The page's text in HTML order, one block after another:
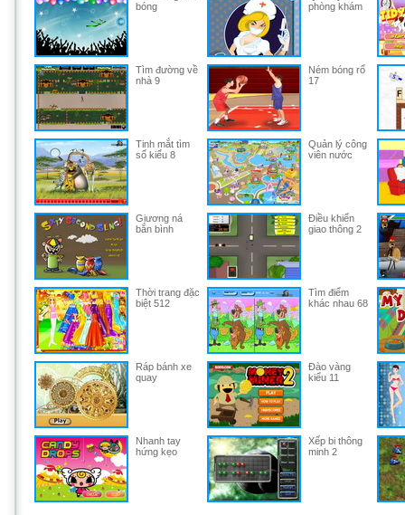
bóng
phòng khám
Tìm đường về
nhà 9
Ném bóng rổ
17
Tinh mắt tìm
số kiểu 8
Quản lý công
viên nước
Giương ná
bắn bình
Điều khiển
giao thông 2
Thời trang đặc
biệt 512
Tìm điểm
khác nhau 68
Ráp bánh xe
quay
Đào vàng
kiểu 11
Nhanh tay
hứng kẹo
Xếp bi thông
minh 2